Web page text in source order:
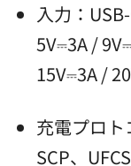
入力：
5V⎓3A /
15V⎓3A /
充電プロト
SCP、